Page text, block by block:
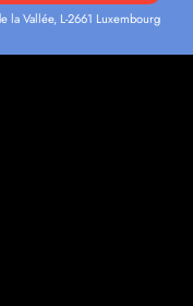
Vallée, L-2661 Luxembourg